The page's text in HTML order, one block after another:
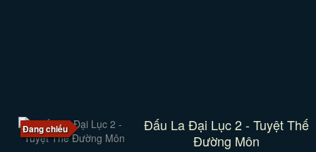
Đang chiếu
Đấu La Đại Lục 2 - Tuyệt Thế
Đường Môn